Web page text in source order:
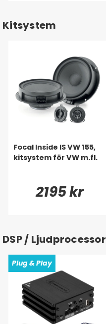
Kitsystem
Focal Inside IS VW 155,
kitsystem för VW m.fl.
2195 kr
DSP / Ljudprocessor
Plug & Play